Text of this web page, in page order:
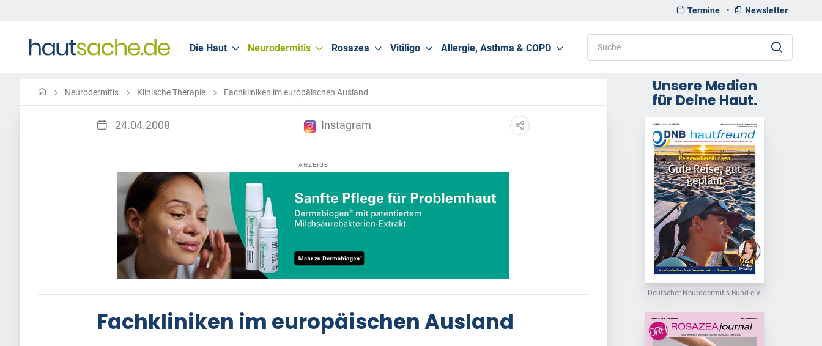
Termine • Newsletter
Die Haut Neurodermitis Rosazea Vitiligo Allergie, Asthma & COPD
Neurodermitis Klinische Therapie Fachkliniken im europäischen Ausland
24.04.2008 Instagram
ANZEIGE
Fachkliniken im europäischen Ausland
Unsere Medien
für Deine Haut.
Deutscher Neurodermitis Bund e.V.